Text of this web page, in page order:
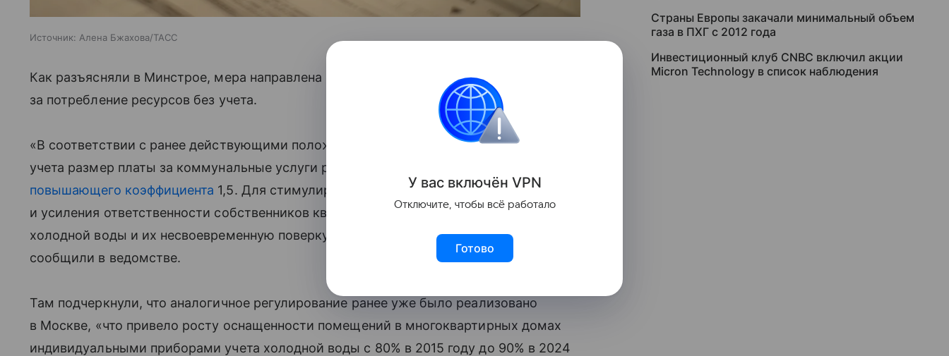
Источник: Алена Бжахова/ТАСС
Как разъясняли в Минстрое, мера направлена на усиление ответственности
за потребление ресурсов без учета.
«В соответствии с ранее действующими положениями при отсутствии приборов
учета размер платы за коммунальные услуги рассчитывался с применением
повышающего коэффициента 1,5. Для стимулирования установки приборов учета
и усиления ответственности собственников квартир за отсутствие приборов учета
холодной воды и их несвоевременную поверку этот коэффициент увеличен до 3», —
сообщили в ведомстве.
Там подчеркнули, что аналогичное регулирование ранее уже было реализовано
в Москве, «что привело росту оснащенности помещений в многоквартирных домах
индивидуальными приборами учета холодной воды с 80% в 2015 году до 90% в 2024
Страны Европы закачали минимальный объем
газа в ПХГ с 2012 года
Инвестиционный клуб CNBC включил акции
Micron Technology в список наблюдения
У вас включён VPN
Отключите, чтобы всё работало
Готово